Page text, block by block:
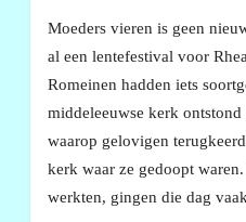
Moeders vieren is geen
al een lentefestival voor
Romeinen hadden iets
middeleeuwse kerk
waarop gelovigen
kerk waar ze gedoopt
werkten, gingen die dag